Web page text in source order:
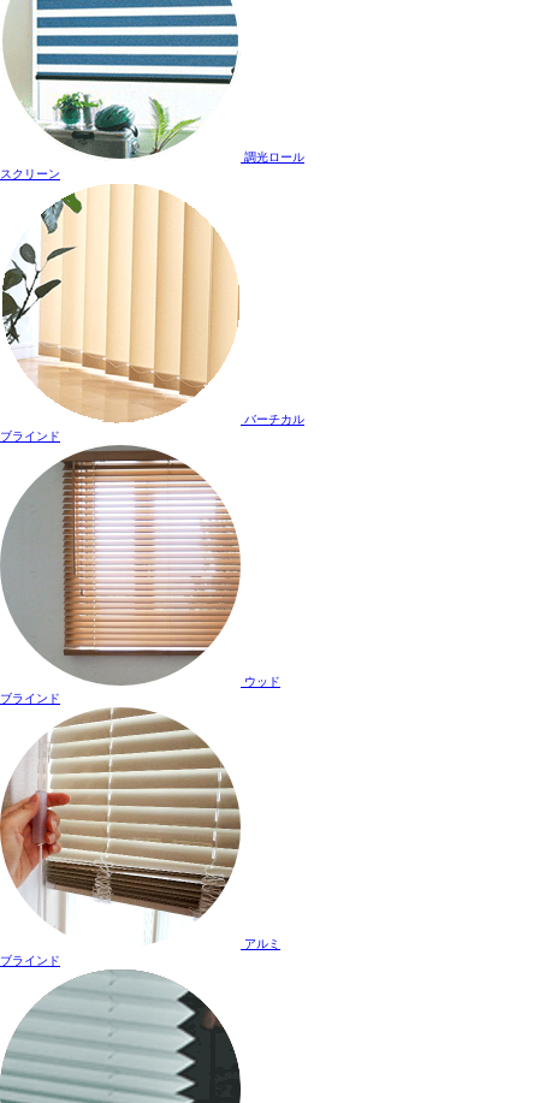
調光ロール
スクリーン
バーチカル
ブラインド
ウッド
ブラインド
アルミ
ブラインド